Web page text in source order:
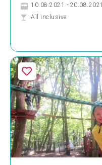
10.08.2021 - 20.08.2021
All inclusive